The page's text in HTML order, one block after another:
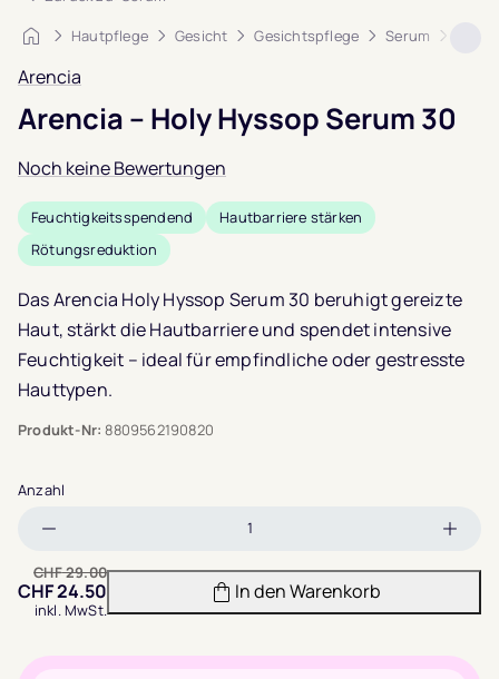
Startseite
Hautpflege Gesicht Gesichtspflege Serum
Arencia
Arencia – Holy Hyssop Serum 30
Noch keine Bewertungen
Feuchtigkeitsspendend
Hautbarriere stärken
Rötungsreduktion
Das Arencia Holy Hyssop Serum 30 beruhigt gereizte
Haut, stärkt die Hautbarriere und spendet intensive
Feuchtigkeit – ideal für empfindliche oder gestresste
Hauttypen.
Produkt-Nr: 8809562190820
Anzahl
verringern
CHF29.00
CHF24.50
inkl. MwSt.
In den Warenkorb